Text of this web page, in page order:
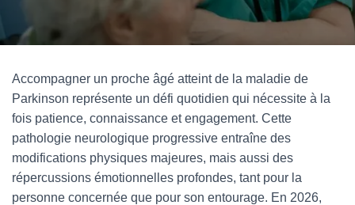
Accompagner un proche âgé atteint de la maladie de
Parkinson représente un défi quotidien qui nécessite à la
fois patience, connaissance et engagement. Cette
pathologie neurologique progressive entraîne des
modifications physiques majeures, mais aussi des
répercussions émotionnelles profondes, tant pour la
personne concernée que pour son entourage. En 2026,